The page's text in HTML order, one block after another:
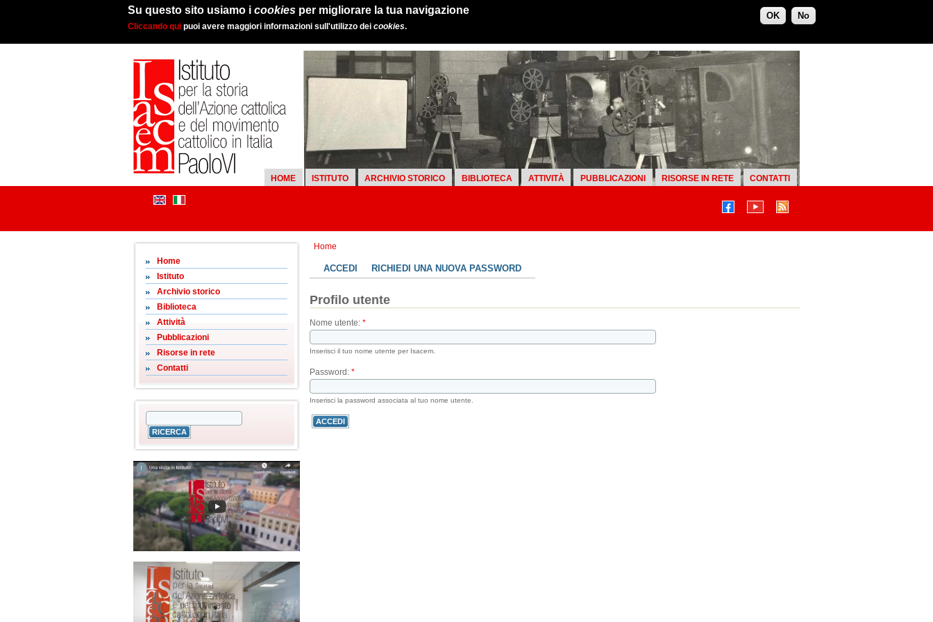
Su questo sito usiamo i cookies per migliorare la tua navigazione
Cliccando qui puoi avere maggiori informazioni sull'utilizzo dei cookies.
OK No
HOME ISTITUTO ARCHIVIO STORICO BIBLIOTECA ATTIVITÀ PUBBLICAZIONI RISORSE IN RETE CONTATTI
Home
Home
Istituto
Archivio storico
Biblioteca
Attività
Pubblicazioni
Risorse in rete
Contatti
ACCEDI RICHIEDI UNA NUOVA PASSWORD
Profilo utente
Nome utente: *
Inserisci il tuo nome utente per Isacem.
Password: *
Inserisci la password associata al tuo nome utente.